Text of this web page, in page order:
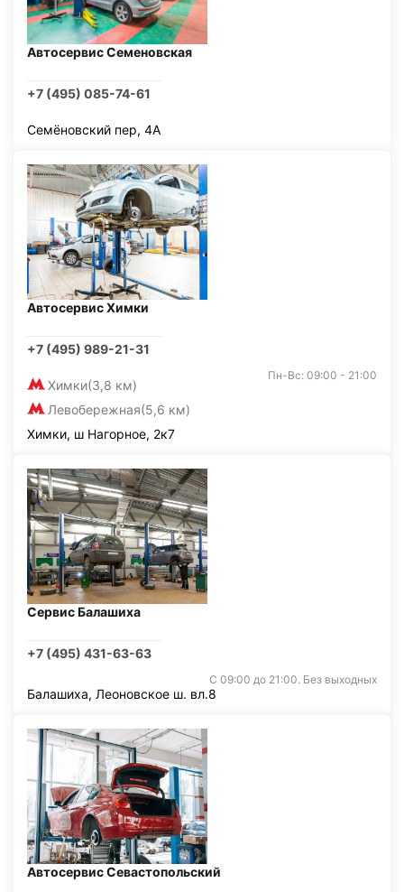
Автосервис Семеновская
+7 (495) 085-74-61
Семёновский пер, 4А
Автосервис Химки
+7 (495) 989-21-31
Химки(3,8 км)
Левобережная(5,6 км)
Пн-Вс: 09:00 - 21:00
Химки, ш Нагорное, 2к7
Сервис Балашиха
+7 (495) 431-63-63
С 09:00 до 21:00. Без выходных
Балашиха, Леоновское ш. вл.8
Автосервис Севастопольский